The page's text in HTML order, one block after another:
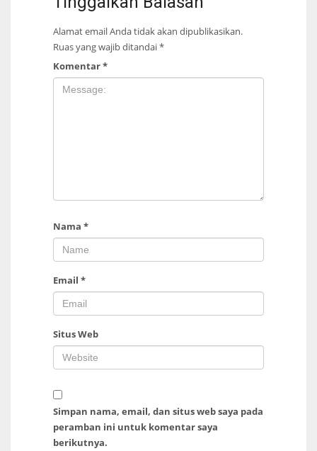
Alamat email Anda tidak akan dipublikasikan.
Ruas yang wajib ditandai*
Komentar*
Nama *
Email *
Situs Web
Simpan nama, email, dan situs web saya pada
peramban ini untuk komentar saya
berikutnya.